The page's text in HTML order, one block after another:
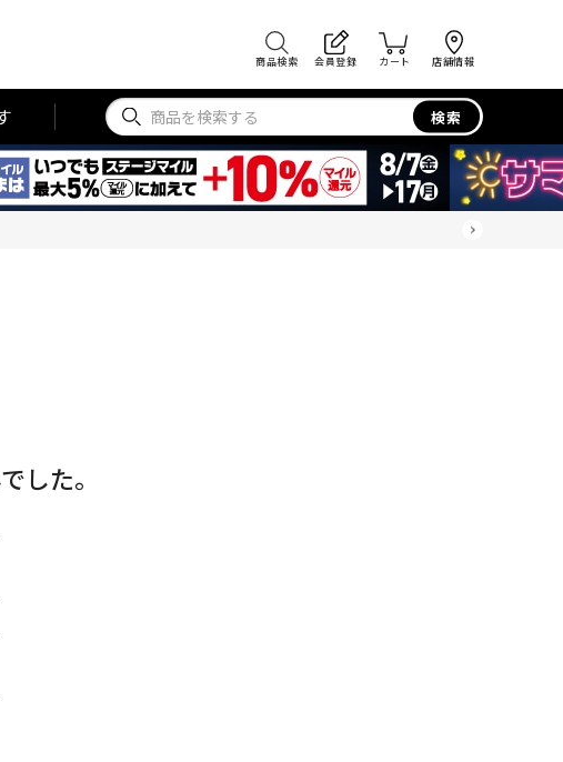
商品検索 会員登録 カート 店舗情報
検索
した。